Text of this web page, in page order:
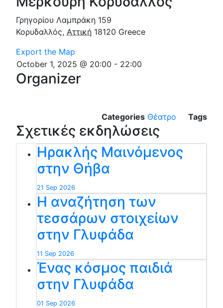
Γρηγορίου Λαμπράκη 159
Κορυδαλλός, Αττική 18120 Greece
Export the Map
October 1, 2025 @ 20:00 - 22:00
Organizer
Categories Θέατρο Tags
Σχετικές εκδηλώσεις
Ηρακλής Μαινόμενος
στην Θήβα
21 Sep 2026
Η αναζήτηση των
τεσσάρων στοιχείων
στην Γλυφάδα
11 Sep 2026
Ένας κόσμος παιδιά
στην Γλυφάδα
01 Sep 2026